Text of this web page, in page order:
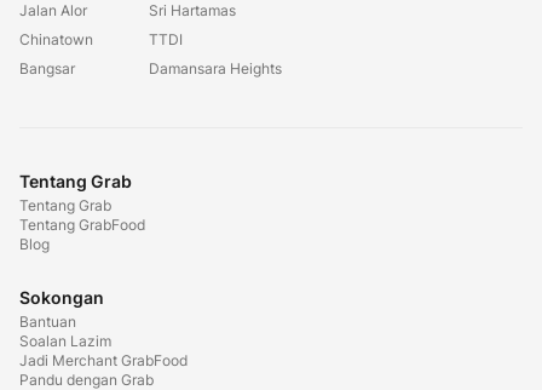
Jalan Alor
Chinatown
Bangsar
Sri Hartamas
TTDI
Damansara Heights
Tentang Grab
Tentang Grab
Tentang GrabFood
Blog
Sokongan
Bantuan
Soalan Lazim
Jadi Merchant GrabFood
Pandu dengan Grab